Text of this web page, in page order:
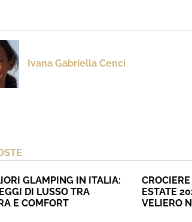
Ivana Gabriella Cenci
GLAMPING IN ITALIA:
DI LUSSO TRA
E COMFORT
ESTATE
VELIERO